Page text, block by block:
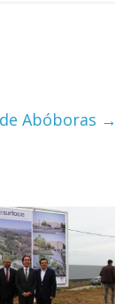
Abóboras →